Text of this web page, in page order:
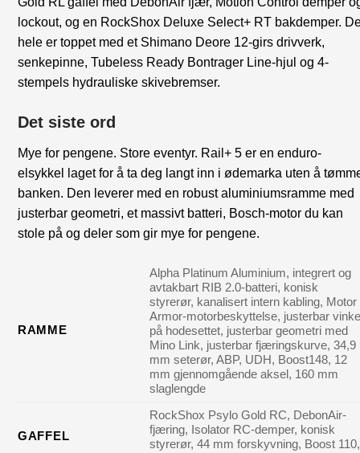
lockout, og en RockShox Deluxe Select+ RT bakdemper.
hele er toppet med et Shimano Deore 12-girs drivverk,
senkepinne, Tubeless Ready Bontrager Line-hjul og 4-
stempels hydrauliske skivebremser.
Det siste ord
Mye for pengene. Store eventyr. Rail+ 5 er en enduro-
elsykkel laget for å ta deg langt inn i ødemarka uten å
banken. Den leverer med en robust aluminiumsramme med
justerbar geometri, et massivt batteri, Bosch-motor du kan
stole på og deler som gir mye for pengene.
RAMME
Alpha Platinum Aluminium, integrert og
avtakbart RIB 2.0-batteri, konisk
styrerør, kanalisert intern kabling, Motor
Armor-motorbeskyttelse, justerbar vinkel
på hodesettet, justerbar geometri med
Mino Link, justerbar fjæringskurve, 34,9
mm seterør, ABP, UDH, Boost148, 12
mm gjennomgående aksel, 160 mm
slaglengde
GAFFEL
RockShox Psylo Gold RC, DebonAir-
fjæring, Isolator RC-demper, konisk
styrerør, 44 mm forskyvning, Boost 110,